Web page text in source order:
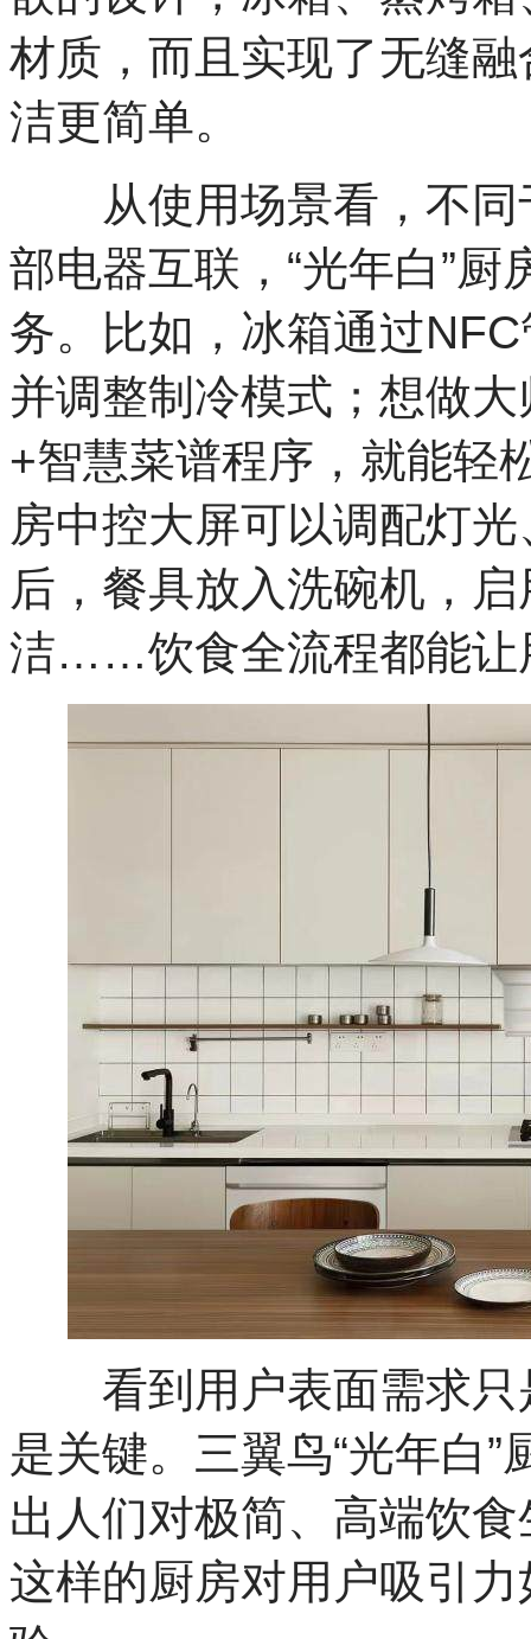
材质，而且实现了无缝
洁更简单。
从使用场景看，不同
部电器互联，“光年白”
务。比如，冰箱通过
并调整制冷模式；想做
+智慧菜谱程序，就能轻
房中控大屏可以调配灯
后，餐具放入洗碗机，
洁……饮食全流程都能让
看到用户表面需求只
是关键。三翼鸟“光年白
出人们对极简、高端饮
这样的厨房对用户吸引